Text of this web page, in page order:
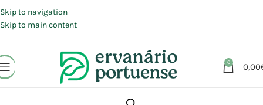
Skip to navigation
Skip to main content
0 0,00